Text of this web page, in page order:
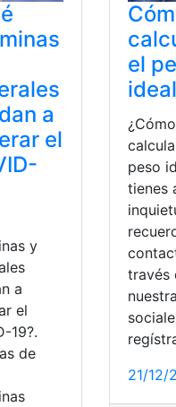
a
el
y
a
el
19?.
de
el
ideal
¿Cómo
peso
tienes
través
21/12/